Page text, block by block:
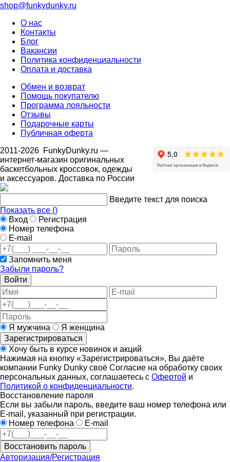
shop@funkydunky.ru
О нас
Контакты
Блог
Вакансии
Политика конфиденциальности
Оплата и доставка
Обмен и возврат
Помощь покупателю
Программа лояльности
Отзывы
Подарочные карты
Публичная оферта
2011-2026 FunkyDunky.ru —
интернет-магазин оригинальных
баскетбольных кроссовок, одежды
и аксессуаров. Доставка по России
Введите текст для поиска
Показать все ()
Вход
Регистрация
Номер телефона
E-mail
Запомнить меня
Забыли пароль?
Войти
Я мужчина
Я женщина
Зарегистрироваться
Хочу быть в курсе новинок и акций
Нажимая на кнопку «Зарегистрироваться», Вы даёте
компании Funky Dunky своё Согласие на обработку своих
персональных данных, соглашаетесь с Офертой и
Политикой о конфиденциальности.
Восстановление пароля
Если вы забыли пароль, введите ваш номер телефона или
E-mail, указанный при регистрации.
Номер телефона
E-mail
Восстановить пароль
Авторизация/Регистрация